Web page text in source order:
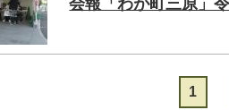
会報「わが町三原」
1